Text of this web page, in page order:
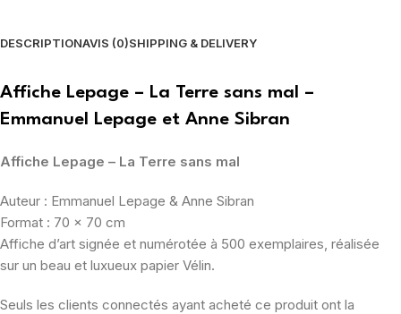
DESCRIPTIONAVIS (0)SHIPPING & DELIVERY
Affiche Lepage – La Terre sans mal –
Emmanuel Lepage et Anne Sibran
Affiche Lepage – La Terre sans mal
Auteur : Emmanuel Lepage & Anne Sibran
Format : 70 x 70 cm
Affiche d’art signée et numérotée à 500 exemplaires, réalisée
sur un beau et luxueux papier Vélin.
Seuls les clients connectés ayant acheté ce produit ont la